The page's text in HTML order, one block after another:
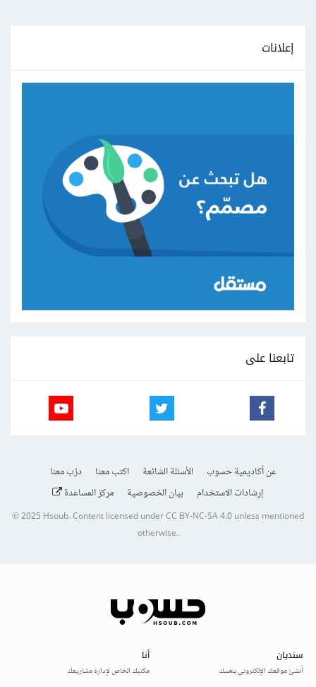
إعلانات
تابعنا على
عن أكاديمية حسوب الأسئلة الشائعة اكتب معنا
درّب معنا
إرشادات الاستخدام
بيان الخصوصية مركز المساعدة
© 2025Hsoub.Content licensed underCC BY-NC-SA 4.0unless mentioned
otherwise.